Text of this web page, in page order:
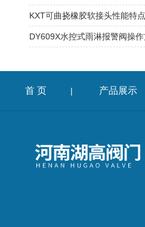
KXT可曲挠橡胶软接头性能特
首 页 | 产品展示